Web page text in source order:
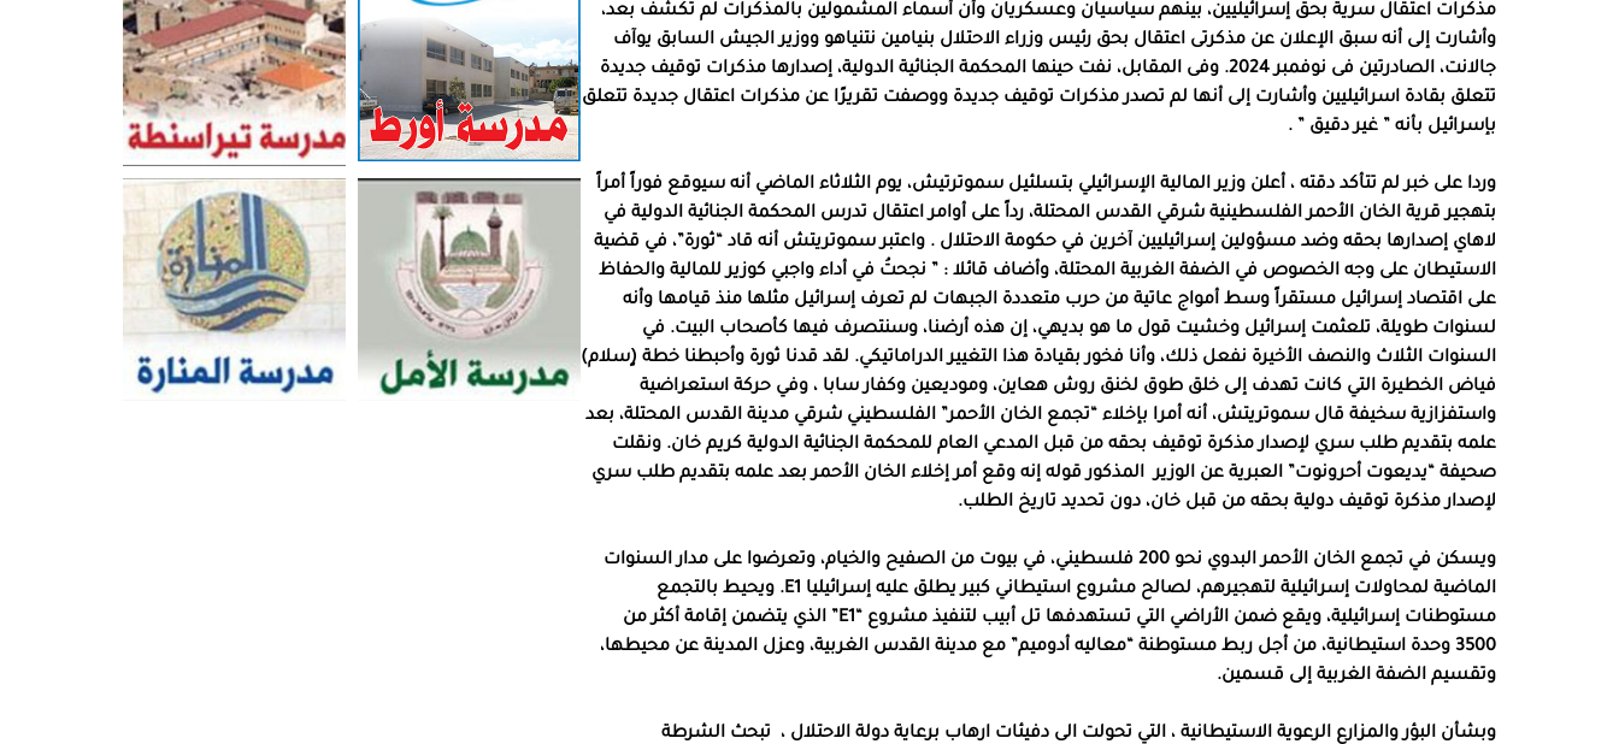
مذكرات اعتقال سرية بحق إسرائيليين، بينهم سياسيان وعسكريان وأن أسماء المشمولين بالمذكرات لم تُكشف بعد،
وأشارت إلى أنه سبق الإعلان عن مذكرتى اعتقال بحق رئيس وزراء الاحتلال بنيامين نتنياهو ووزير الجيش السابق يوآف
جالانت، الصادرتين فى نوفمبر 2024. وفى المقابل، نفت حينها المحكمة الجنائية الدولية، إصدارها مذكرات توقيف جديدة
تتعلق بقادة اسرائيليين وأشارت إلى أنها لم تصدر مذكرات توقيف جديدة ووصفت تقريرًا عن مذكرات اعتقال جديدة تتعلق
بإسرائيل بأنه ” غير دقيق ” .
وردا على خبر لم تتأكد دقته ، أعلن وزير المالية الإسرائيلي بتسلئيل سموترتيش، يوم الثلاثاء الماضي أنه سيوقع فوراً أمراً
بتهجير قرية الخان الأحمر الفلسطينية شرقي القدس المحتلة، رداً على أوامر اعتقال تدرس المحكمة الجنائية الدولية في
لاهاي إصدارها بحقه وضد مسؤولين إسرائيليين آخرين في حكومة الاحتلال . واعتبر سموتريتش أنه قاد “ثورة”، في قضية
الاستيطان على وجه الخصوص في الضفة الغربية المحتلة، وأضاف قائلا : ” نجحتُ في أداء واجبي كوزير للمالية والحفاظ
على اقتصاد إسرائيل مستقراً وسط أمواج عاتية من حرب متعددة الجبهات لم تعرف إسرائيل مثلها منذ قيامها وأنه
لسنوات طويلة، تلعثمت إسرائيل وخشيت قول ما هو بديهي، إن هذه أرضنا، وسنتصرف فيها كأصحاب البيت. في
السنوات الثلاث والنصف الأخيرة نفعل ذلك، وأنا فخور بقيادة هذا التغيير الدراماتيكي. لقد قدنا ثورة وأحبطنا خطة (ٍسلام)
فياض الخطيرة التي كانت تهدف إلى خلق طوق لخنق روش هعاين، وموديعين وكفار سابا ، وفي حركة استعراضية
واستفزازية سخيفة قال سموتريتش، أنه أمرا بإخلاء “تجمع الخان الأحمر” الفلسطيني شرقي مدينة القدس المحتلة، بعد
علمه بتقديم طلب سري لإصدار مذكرة توقيف بحقه من قبل المدعي العام للمحكمة الجنائية الدولية كريم خان. ونقلت
صحيفة “يديعوت أحرونوت” العبرية عن الوزير المذكور قوله إنه وقع أمر إخلاء الخان الأحمر بعد علمه بتقديم طلب سري
لإصدار مذكرة توقيف دولية بحقه من قبل خان، دون تحديد تاريخ الطلب.
ويسكن في تجمع الخان الأحمر البدوي نحو 200 فلسطيني، في بيوت من الصفيح والخيام، وتعرضوا على مدار السنوات
الماضية لمحاولات إسرائيلية لتهجيرهم، لصالح مشروع استيطاني كبير يطلق عليه إسرائيليا E1. ويحيط بالتجمع
مستوطنات إسرائيلية، ويقع ضمن الأراضي التي تستهدفها تل أبيب لتنفيذ مشروع “E1” الذي يتضمن إقامة أكثر من
3500 وحدة استيطانية، من أجل ربط مستوطنة “معاليه أدوميم” مع مدينة القدس الغربية، وعزل المدينة عن محيطها،
وتقسيم الضفة الغربية إلى قسمين.
وبشأن البؤر والمزارع الرعوية الاستيطانية ، التي تحولت الى دفيئات ارهاب برعاية دولة الاحتلال ، تبحث الشرطة